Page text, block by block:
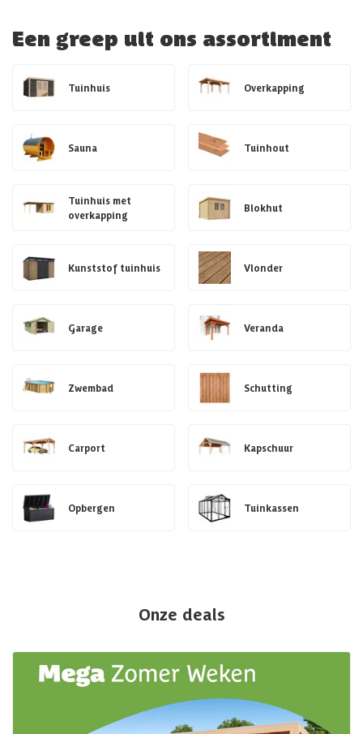
Een greep uit ons assortiment
Tuinhuis Overkapping
Sauna Tuinhout
Tuinhuis met
overkapping
Blokhut
Kunststof tuinhuis Vlonder
Garage Veranda
Zwembad Schutting
Carport Kapschuur
Opbergen Tuinkassen
Onze deals